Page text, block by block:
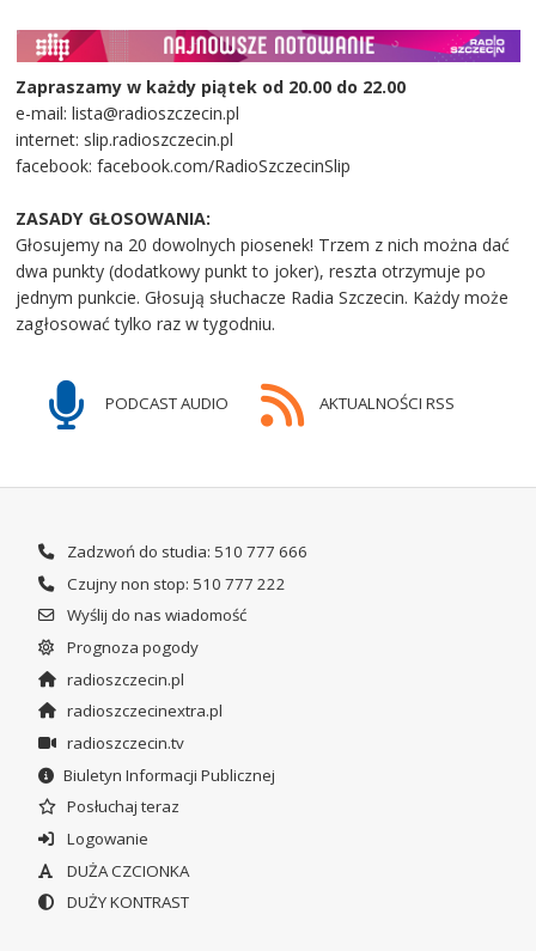
Zapraszamy w każdy piątek od 20.00 do 22.00
e-mail: lista@radioszczecin.pl
internet: slip.radioszczecin.pl
facebook: facebook.com/RadioSzczecinSlip
ZASADY GŁOSOWANIA:
Głosujemy na 20 dowolnych piosenek! Trzem z nich można dać
dwa punkty (dodatkowy punkt to joker), reszta otrzymuje po
jednym punkcie. Głosują słuchacze Radia Szczecin. Każdy może
zagłosować tylko raz w tygodniu.
PODCAST AUDIO AKTUALNOŚCI RSS
Zadzwoń do studia: 510 777 666
Czujny non stop: 510 777 222
Wyślij do nas wiadomość
Prognoza pogody
radioszczecin.pl
radioszczecinextra.pl
radioszczecin.tv
Biuletyn Informacji Publicznej
Posłuchaj teraz
Logowanie
DUŻA CZCIONKA
DUŻY KONTRAST